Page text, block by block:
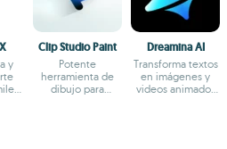
y
Clip Studio Paint
Potente
herramienta de
dibujo para
Dreamina AI
Transforma textos
en imágenes y
videos animados